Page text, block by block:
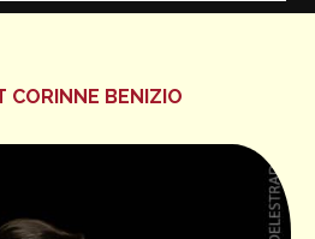
CORINNE BENIZIO